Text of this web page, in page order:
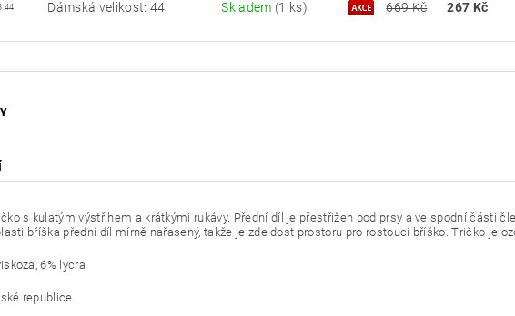
Dámská velikost: 44 Skladem (1 ks) 669 Kč 267 Kč
s kulatým výstřihem a krátkými rukávy. Přední díl je přestřižen pod prsy a ve spodní části
bříška přední díl mírně nařasený, takže je zde dost prostoru pro rostoucí bříško. Tričko je
6% lycra
republice.